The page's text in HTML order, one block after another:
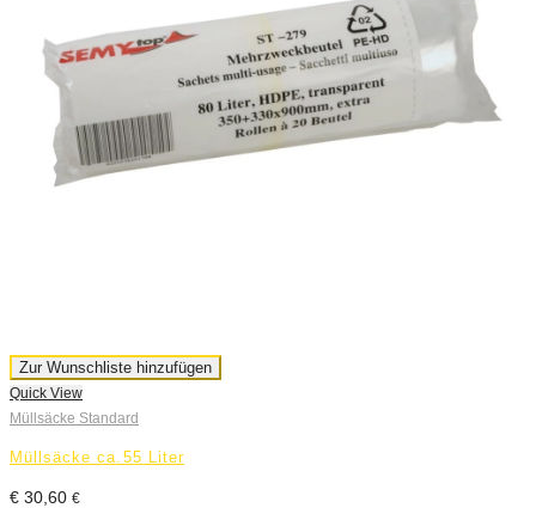
Zur Wunschliste hinzufügen
Quick View
Müllsäcke Standard
Müllsäcke ca.55 Liter
€ 30,60 €